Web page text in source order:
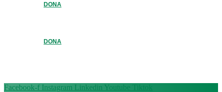
DONA
DONA
Facebook-f Instagram Linkedin Youtube Tiktok